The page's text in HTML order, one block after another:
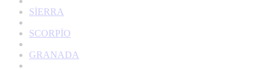
SİERRA
SCORPİO
GRANADA